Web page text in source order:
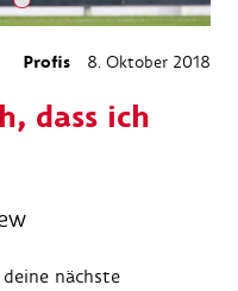
Profis 8. Oktober 2018
dass ich
nächste